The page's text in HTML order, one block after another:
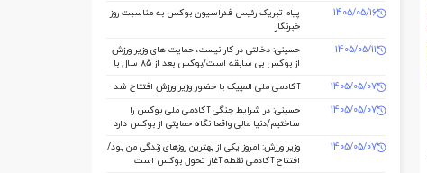
1405/05/16
پیام تبریک رئیس فدراسیون بوکس به مناسبت روز
خبرنگار
1405/05/11
حسینی: دخالتی در کار نیست، حمایت های وزیر ورزش
از بوکس بی سابقه است/بوکس بعد از ۸۵ سال با
1405/05/07
آکادمی ملی المپیک با حضور وزیر ورزش افتتاح شد
1405/05/07
حسینی: در شرایط جنگی آکادمی ملی بوکس را
ساختیم/دنیا مالی واقعا نگاه حمایتی از بوکس دارد
1405/05/07
وزیر ورزش: امروز یکی از بهترین روزهای زندگی من بود/
افتتاح آکادمی نقطه آغاز تحول بوکس است